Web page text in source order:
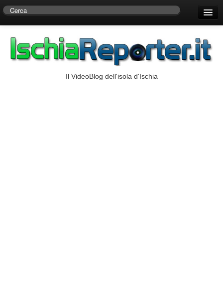
Centro di Ricerche Storiche D’Ambra
Il VideoBlog dell'isola d'Ischia